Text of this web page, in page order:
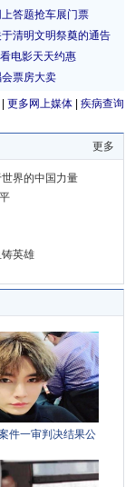
更多网上媒体 疾病查询